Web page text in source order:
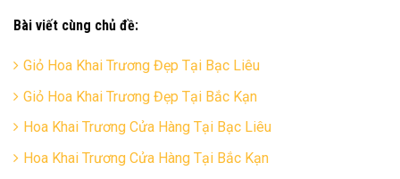
Bài viết cùng chủ đề:
Giỏ Hoa Khai Trương Đẹp Tại Bạc Liêu
Giỏ Hoa Khai Trương Đẹp Tại Bắc Kạn
Hoa Khai Trương Cửa Hàng Tại Bạc Liêu
Hoa Khai Trương Cửa Hàng Tại Bắc Kạn